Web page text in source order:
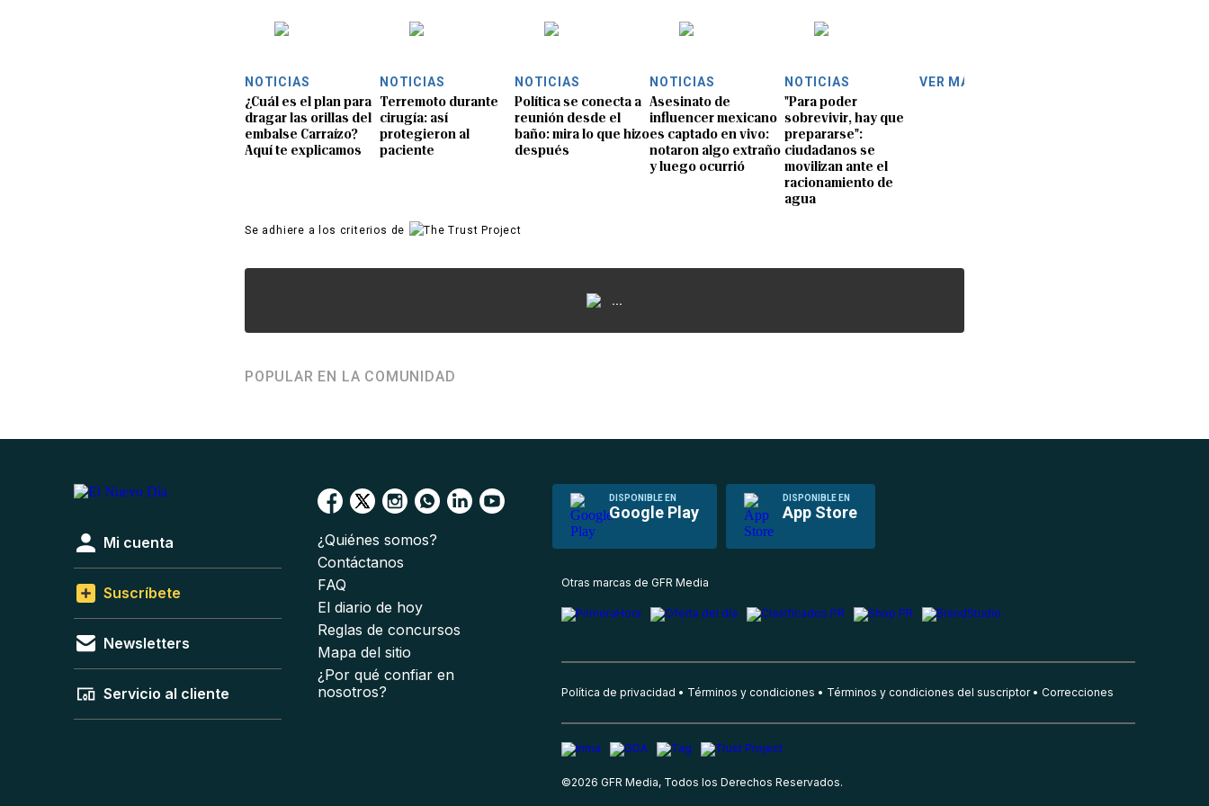
NOTICIAS
¿Cuál es el plan para
dragar las orillas del
embalse Carraízo?
Aquí te explicamos
NOTICIAS
Terremoto durante
cirugía: así
protegieron al
paciente
NOTICIAS
Política se conecta a
reunión desde el
baño: mira lo que hizo
después
NOTICIAS
Asesinato de
influencer mexicano
es captado en vivo:
notaron algo extraño
y luego ocurrió
NOTICIAS
"Para poder
sobrevivir, hay que
prepararse":
ciudadanos se
movilizan ante el
racionamiento de
agua
VER MÁS
Se adhiere a los criterios de
...
POPULAR EN LA COMUNIDAD
DISPONIBLE EN
Google Play
DISPONIBLE EN
App Store
Mi cuenta
Suscríbete
Newsletters
Servicio al cliente
¿Quiénes somos?
Contáctanos
FAQ
El diario de hoy
Reglas de concursos
Mapa del sitio
¿Por qué confiar en
nosotros?
Otras marcas de GFR Media
Política de privacidad Términos y condiciones Términos y condiciones del suscriptor Correcciones
©2026 GFR Media, Todos los Derechos Reservados.